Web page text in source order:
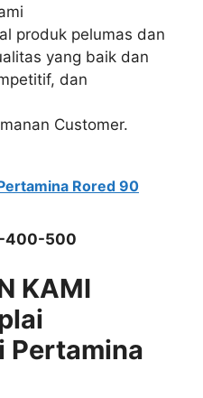
produk pelumas dan
yang baik dan
dan
Customer.
Rored 90
400-500
KAMI
Pertamina